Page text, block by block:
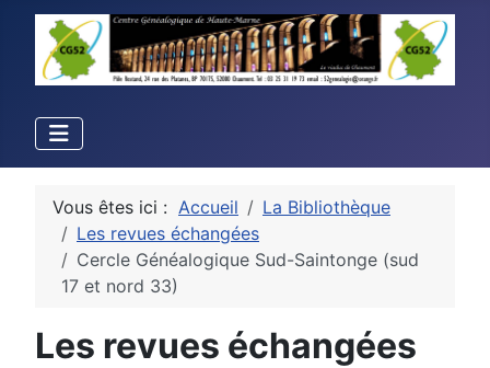
Vous êtes ici : Accueil
La Bibliothèque
Les revues échangées
Cercle Généalogique Sud-Saintonge (sud
17 et nord 33)
Les revues échangées